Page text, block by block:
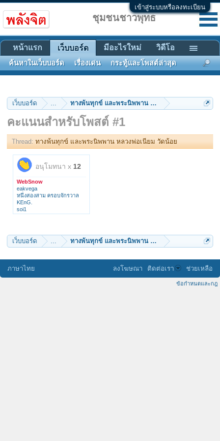
เข้าสู่ระบบหรือลงทะเบียน
เว็บบอร์ด ... ทางพ้นทุกข์ และพระนิพพาน หลวงพ่อเนียม วัดน้อย
คะแนนสำหรับโพสต์ #1
Thread: ทางพ้นทุกข์ และพระนิพพาน หลวงพ่อเนียม วัดน้อย
อนุโมทนา x 12
WebSnow
eakvega
หนึ่งสองสาม ครอบจักรวาล
KEnG.
soi1
nanbatakeshi
สักการะ
rachotp
เว็บบอร์ด ... ทางพ้นทุกข์ และพระนิพพาน หลวงพ่อเนียม วัดน้อย
ชุมชนชาวพุทธ
หน้าแรก เว็บบอร์ด
ค้นหาในเว็บบอร์ด เรื่องเด่น กระทู้และโพสต์ล่าสุด
มีอะไรใหม่ วิดีโอ
ภาษาไทย ลงโฆษณา ติดต่อเรา ช่วยเหลือ
ข้อกำหนดและกฎ